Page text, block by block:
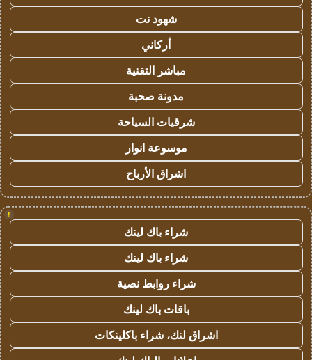
شهود نت
أركاني
مباشر التقنية
مدونة صحبة
شرقيات السياحة
موسوعة انوار
اشراق الأرباح
!
شراء باك لينك
شراء باك لينك
شراء روابط نصية
باقات باك لينك
اشراق لنك، شراء باكلينكات